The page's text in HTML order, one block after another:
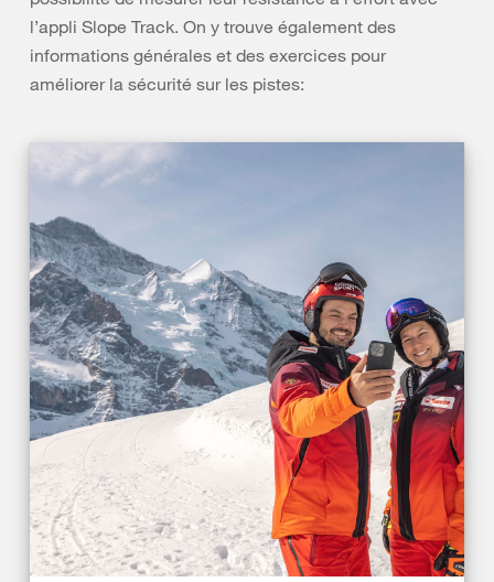
l’appli Slope Track. On y trouve également des
informations générales et des exercices pour
améliorer la sécurité sur les pistes: